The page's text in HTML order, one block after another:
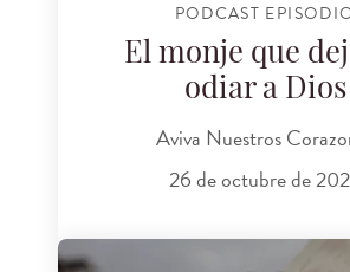
PODCAST
El monje que
odiar a Dios
Aviva Nuestros
26 de octubre de